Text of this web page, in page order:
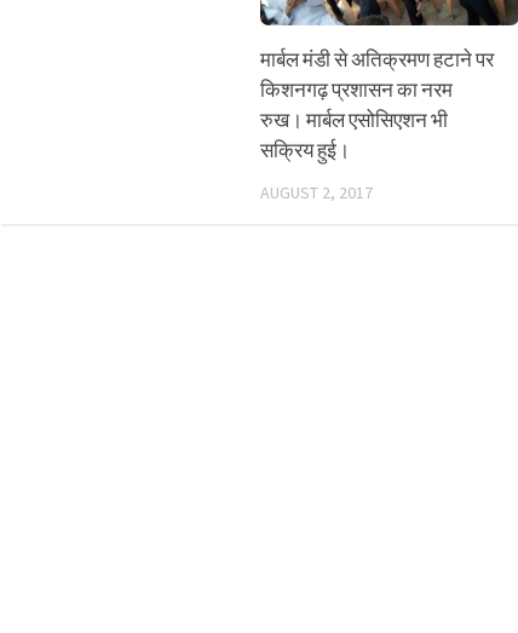
मार्बल मंडी से अतिक्रमण हटाने पर
किशनगढ़ प्रशासन का नरम
रुख। मार्बल एसोसिएशन भी
सक्रिय हुई।
AUGUST 2, 2017